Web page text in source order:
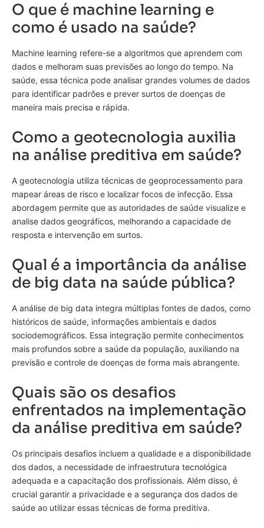
O que é machine learning e
como é usado na saúde?
Machine learning refere-se a algoritmos que aprendem com
dados e melhoram suas previsões ao longo do tempo. Na
saúde, essa técnica pode analisar grandes volumes de dados
para identificar padrões e prever surtos de doenças de
maneira mais precisa e rápida.
Como a geotecnologia auxilia
na análise preditiva em saúde?
A geotecnologia utiliza técnicas de geoprocessamento para
mapear áreas de risco e localizar focos de infecção. Essa
abordagem permite que as autoridades de saúde visualize e
analise dados geográficos, melhorando a capacidade de
resposta e intervenção em surtos.
Qual é a importância da análise
de big data na saúde pública?
A análise de big data integra múltiplas fontes de dados, como
históricos de saúde, informações ambientais e dados
sociodemográficos. Essa integração permite conhecimentos
mais profundos sobre a saúde da população, auxiliando na
previsão e controle de doenças de forma mais abrangente.
Quais são os desafios
enfrentados na implementação
da análise preditiva em saúde?
Os principais desafios incluem a qualidade e a disponibilidade
dos dados, a necessidade de infraestrutura tecnológica
adequada e a capacitação dos profissionais. Além disso, é
crucial garantir a privacidade e a segurança dos dados de
saúde ao utilizar essas técnicas de forma preditiva.